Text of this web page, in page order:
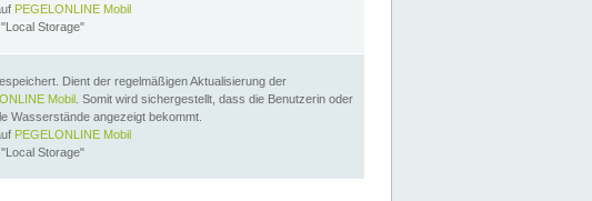
PEGELONLINE Mobil
Storage"
Dient der regelmäßigen Aktualisierung der
Mobil . Somit wird sichergestellt, dass die Benutzerin oder
Wasserstände angezeigt bekommt.
PEGELONLINE Mobil
Storage"